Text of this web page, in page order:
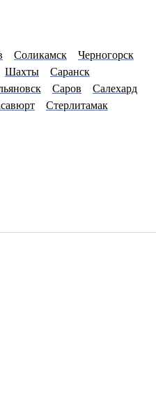
Соликамск
Черногорск
Шахты
Саранск
Саров
Салехард
Стерлитамак